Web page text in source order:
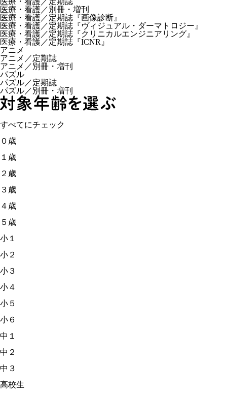
医療・看護／別冊・増刊
医療・看護／定期誌『画像診断』
医療・看護／定期誌『ヴィジュアル・ダーマトロジー』
医療・看護／定期誌『クリニカルエンジニアリング』
医療・看護／定期誌『ICNR』
アニメ
アニメ／定期誌
アニメ／別冊・増刊
パズル
パズル／定期誌
パズル／別冊・増刊
すべてにチェック
０歳
１歳
２歳
３歳
４歳
５歳
小１
小２
小３
小４
小５
小６
中１
中２
中３
高校生